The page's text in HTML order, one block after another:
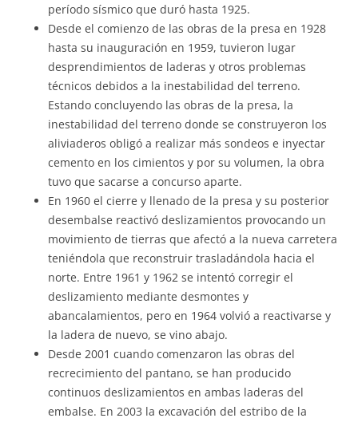
período sísmico que duró hasta 1925.
Desde el comienzo de las obras de la presa en 1928
hasta su inauguración en 1959, tuvieron lugar
desprendimientos de laderas y otros problemas
técnicos debidos a la inestabilidad del terreno.
Estando concluyendo las obras de la presa, la
inestabilidad del terreno donde se construyeron los
aliviaderos obligó a realizar más sondeos e inyectar
cemento en los cimientos y por su volumen, la obra
tuvo que sacarse a concurso aparte.
En 1960 el cierre y llenado de la presa y su posterior
desembalse reactivó deslizamientos provocando un
movimiento de tierras que afectó a la nueva carretera
teniéndola que reconstruir trasladándola hacia el
norte. Entre 1961 y 1962 se intentó corregir el
deslizamiento mediante desmontes y
abancalamientos, pero en 1964 volvió a reactivarse y
la ladera de nuevo, se vino abajo.
Desde 2001 cuando comenzaron las obras del
recrecimiento del pantano, se han producido
continuos deslizamientos en ambas laderas del
embalse. En 2003 la excavación del estribo de la